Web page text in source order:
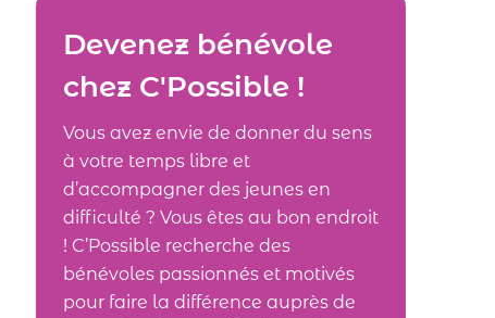
Devenez bénévole
chez C'Possible !
Vous avez envie de donner du sens
à votre temps libre et
d’accompagner des jeunes en
difficulté ? Vous êtes au bon endroit
! C’Possible recherche des
bénévoles passionnés et motivés
pour faire la différence auprès de